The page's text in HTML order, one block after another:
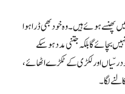
پھنسے ہوئے ہیں۔ وہ خود بھی ڈرا ہوا
بچائے گا بلکہ جتنی مدد ہو سکے
رسّیاں اور لکڑی کے ٹکڑے اٹھائے،
لگا۔